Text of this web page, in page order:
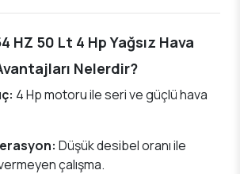
HZ 50 Lt 4 Hp Yağsız Hava
Nelerdir?
4 Hp motoru ile seri ve güçlü hava
Düşük desibel oranı ile
çalışma.